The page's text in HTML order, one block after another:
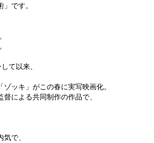
です。
て以来、
ゾッキ」がこの春に実写映画化。
による共同制作の作品で、
で、